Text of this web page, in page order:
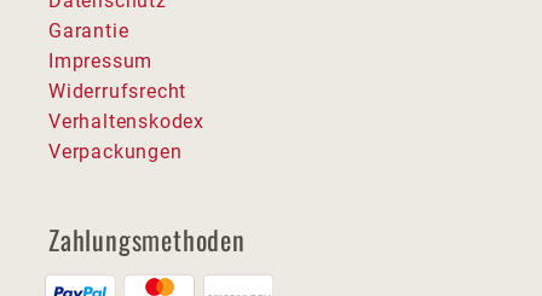
Garantie
Impressum
Widerrufsrecht
Verhaltenskodex
Verpackungen
Zahlungsmethoden